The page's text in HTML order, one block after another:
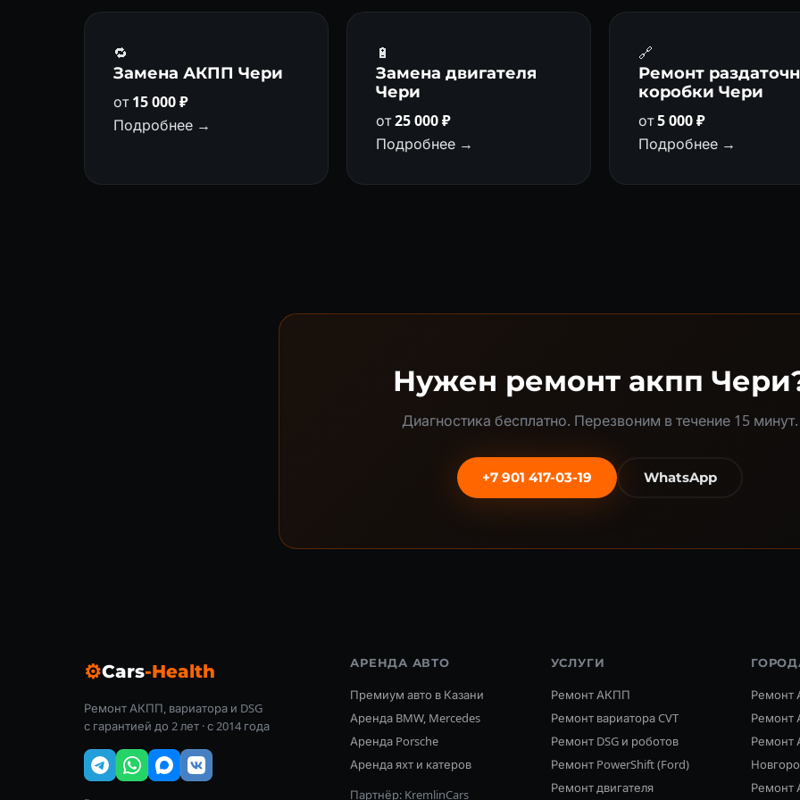
🔁
Замена АКПП Чери
от15 000 ₽
Подробнее →
🔋
Замена двигателя
Чери
от25 000 ₽
Подробнее →
🔗
Ремонт
коробки Чери
от5 000 ₽
Подробнее →
Нужен ремонт акпп
Диагностика бесплатно. Перезвоним в течение 15 минут.
+7 901 417-03-19 WhatsApp
⚙Cars-Health
Ремонт АКПП, вариатора и DSG
с гарантией до 2 лет · с 2014 года
АРЕНДА АВТО
Премиум авто в Казани
Аренда BMW, Mercedes
Аренда Porsche
Аренда яхт и катеров
Партнёр: KremlinCars
УСЛУГИ
Ремонт АКПП
Ремонт вариатора CVT
Ремонт DSG и роботов
Ремонт PowerShift (Ford)
Ремонт двигателя
Ремонт
Ремонт
Ремонт
Ремонт